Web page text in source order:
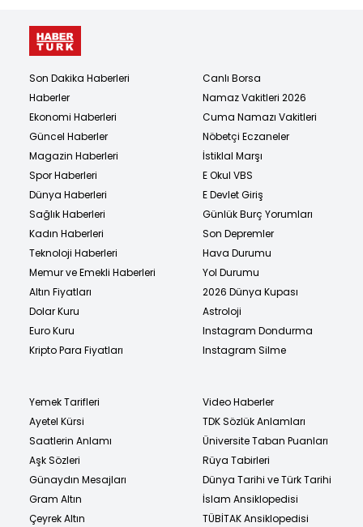
Son Dakika Haberleri
Haberler
Ekonomi Haberleri
Güncel Haberler
Magazin Haberleri
Spor Haberleri
Dünya Haberleri
Sağlık Haberleri
Kadın Haberleri
Teknoloji Haberleri
Memur ve Emekli Haberleri
Altın Fiyatları
Dolar Kuru
Euro Kuru
Kripto Para Fiyatları
Canlı Borsa
Namaz Vakitleri 2026
Cuma Namazı Vakitleri
Nöbetçi Eczaneler
İstiklal Marşı
E Okul VBS
E Devlet Giriş
Günlük Burç Yorumları
Son Depremler
Hava Durumu
Yol Durumu
2026 Dünya Kupası
Astroloji
Instagram Dondurma
Instagram Silme
Yemek Tarifleri
Ayetel Kürsi
Saatlerin Anlamı
Aşk Sözleri
Günaydın Mesajları
Gram Altın
Çeyrek Altın
Video Haberler
TDK Sözlük Anlamları
Üniversite Taban Puanları
Rüya Tabirleri
Dünya Tarihi ve Türk Tarihi
İslam Ansiklopedisi
TÜBİTAK Ansiklopedisi